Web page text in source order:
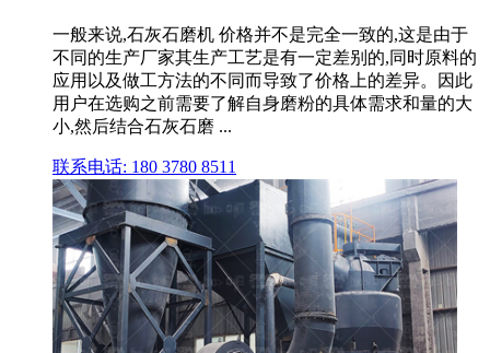
一般来说,石灰石磨机 价格并不是完全一致的,这是由于
不同的生产厂家其生产工艺是有一定差别的,同时原料的
应用以及做工方法的不同而导致了价格上的差异。因此
用户在选购之前需要了解自身磨粉的具体需求和量的大
小,然后结合石灰石磨 ...
联系电话: 180 3780 8511